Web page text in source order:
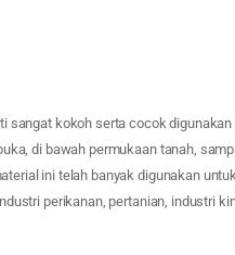
sangat kokoh serta cocok digunakan
di bawah permukaan tanah,
ini telah banyak digunakan untuk
perikanan, pertanian, industri